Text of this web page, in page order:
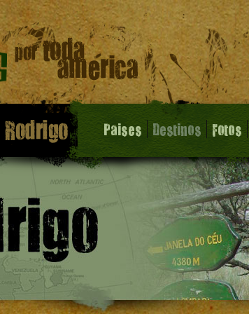
Paises Destinos Fotos